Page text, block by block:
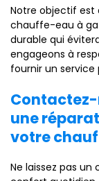
Notre objectif est
chauffe-eau à
durable qui
engageons à
fournir un service
une
votre
Ne laissez pas